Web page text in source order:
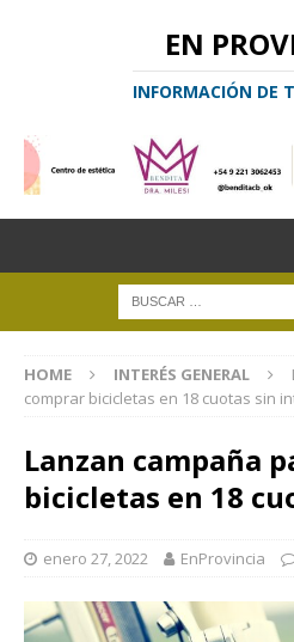
EN
INFORMACIÓN DE
HOME INTERÉS GENERAL
comprar bicicletas en 18 cuotas sin
Lanzan campaña
bicicletas en 18
enero 27, 2022 EnProvincia